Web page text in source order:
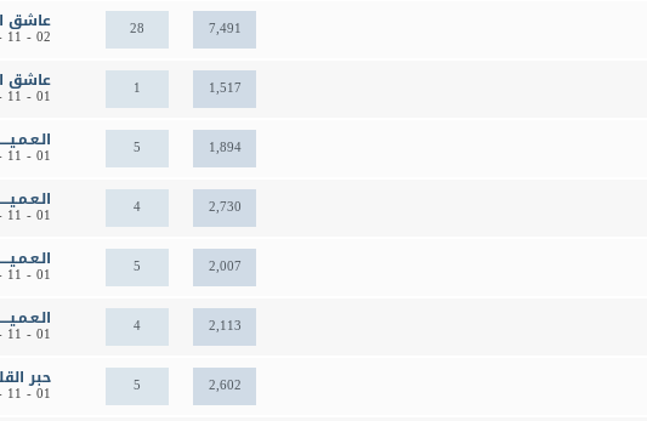
28 7,491 عاشق
02 - 11 - 2008,
1 1,517 عاشق
01 - 11 - 2008,
5 1,894
01 - 11 - 2008,
4 2,730
01 - 11 - 2008,
5 2,007
01 - 11 - 2008,
4 2,113
01 - 11 - 2008,
5 2,602 حبر
01 - 11 - 2008,